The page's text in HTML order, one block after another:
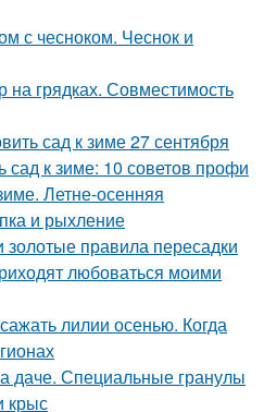
с чесноком. Чеснок и
на грядках. Совместимость
сад к зиме 27 сентября
сад к зиме: 10 советов профи
Летне-осенняя
и рыхление
правила пересадки
любоваться моими
лилии осенью. Когда
даче. Специальные гранулы
крыс